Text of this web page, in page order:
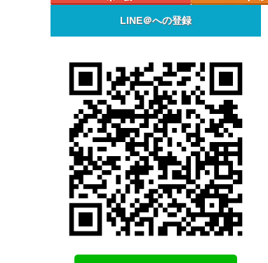
LINE＠への登録